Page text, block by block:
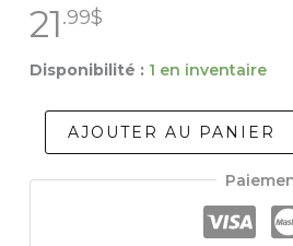
21.99$
Disponibilité : 1 en inventaire
quantité
Ensemble
AJOUTER AU PANIER